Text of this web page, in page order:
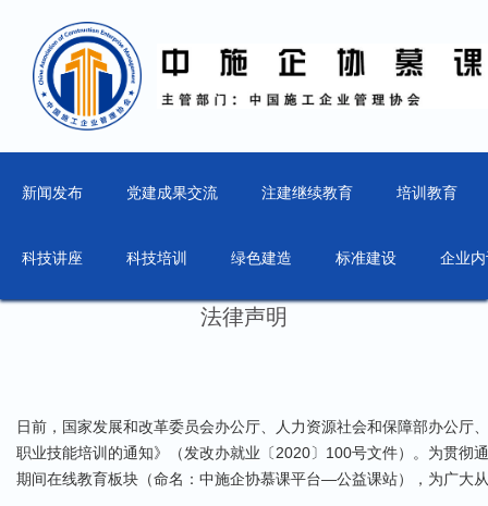
新闻发布 党建成果交流 注建继续教育 培训教育
科技讲座 科技培训 绿色建造 标准建设 企业
法律声明
日前，国家发展和改革委员会办公厅、人力资源社会和保障部办公
职业技能培训的通知》（发改办就业〔2020〕100号文件）。为贯彻
期间在线教育板块（命名：中施企协慕课平台—公益课站），为广大